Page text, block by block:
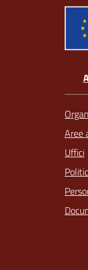
Aree
Uffici